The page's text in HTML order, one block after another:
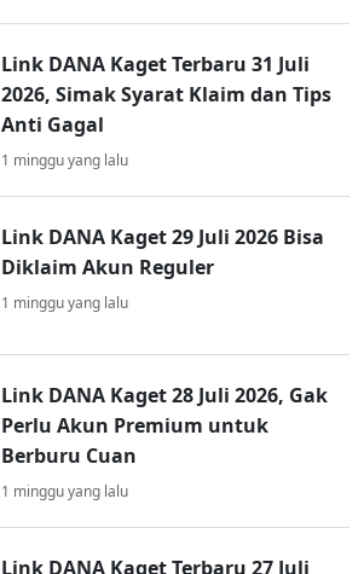
Link DANA Kaget Terbaru 31 Juli
2026, Simak Syarat Klaim dan Tips
Anti Gagal
1 minggu yang lalu
Link DANA Kaget 29 Juli 2026 Bisa
Diklaim Akun Reguler
1 minggu yang lalu
Link DANA Kaget 28 Juli 2026, Gak
Perlu Akun Premium untuk
Berburu Cuan
1 minggu yang lalu
Link DANA Kaget Terbaru 27 Juli